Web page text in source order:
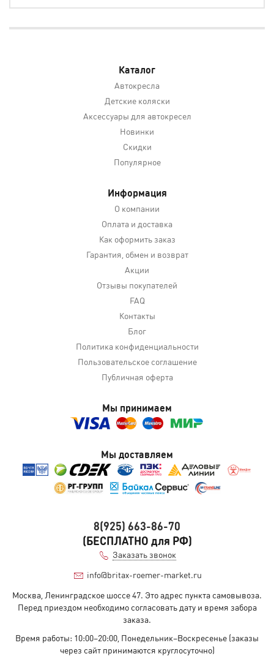
Каталог
Автокресла
Детские коляски
Аксессуары для автокресел
Новинки
Скидки
Популярное
Информация
О компании
Оплата и доставка
Как оформить заказ
Гарантия, обмен и возврат
Акции
Отзывы покупателей
FAQ
Контакты
Блог
Политика конфиденциальности
Пользовательское соглашение
Публичная оферта
Мы принимаем
Мы доставляем
8(925) 663-86-70
(БЕСПЛАТНО для РФ)
Заказать звонок
info@britax-roemer-market.ru
Москва, Ленинградское шоссе 47. Это адрес пункта самовывоза.
Перед приездом необходимо согласовать дату и время забора
заказа.
Время работы: 10:00–20:00, Понедельник–Воскресенье (заказы
через сайт принимаются круглосуточно)